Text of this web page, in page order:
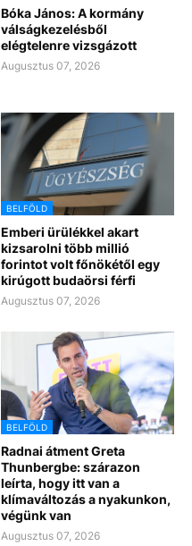
Bóka János: A kormány
válságkezelésből
elégtelenre vizsgázott
Augusztus 07, 2026
BELFÖLD
Emberi ürülékkel akart
kizsarolni több millió
forintot volt főnökétől egy
kirúgott budaörsi férfi
Augusztus 07, 2026
BELFÖLD
Radnai átment Greta
Thunbergbe: szárazon
leírta, hogy itt van a
klímaváltozás a nyakunkon,
végünk van
Augusztus 07, 2026